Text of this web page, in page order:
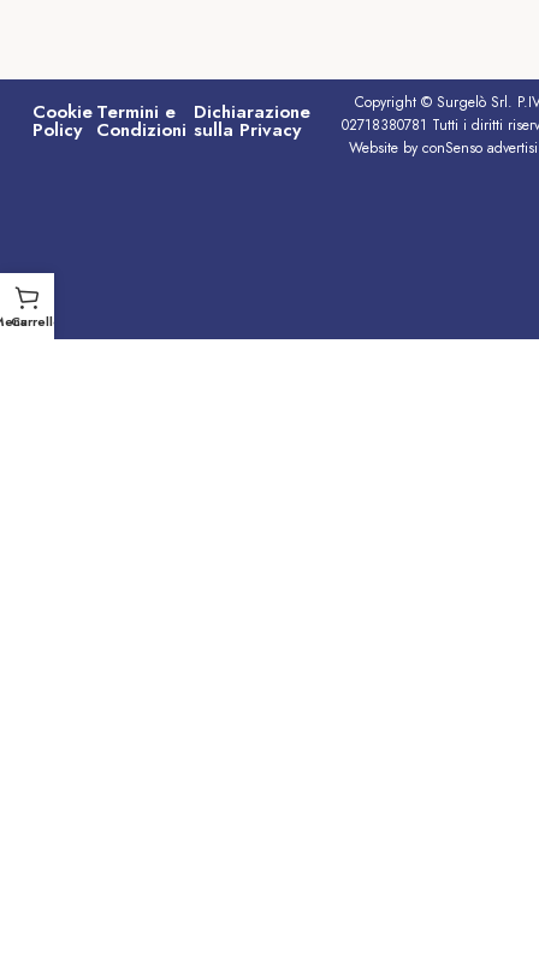
Cookie
Policy
Termini e
Condizioni
Dichiarazione
sulla Privacy
Copyright © Surgelò Srl.
02718380781 Tutti i diritti
Website by conSenso
Carrello